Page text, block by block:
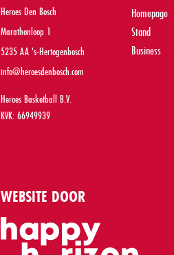
Heroes Den Bosch
Marathonloop 1
5235 AA 's-Hertogenbosch
info@heroesdenbosch.com
Heroes Basketball B.V.
KVK: 66949939
Homepage
Stand
Business
WEBSITE DOOR